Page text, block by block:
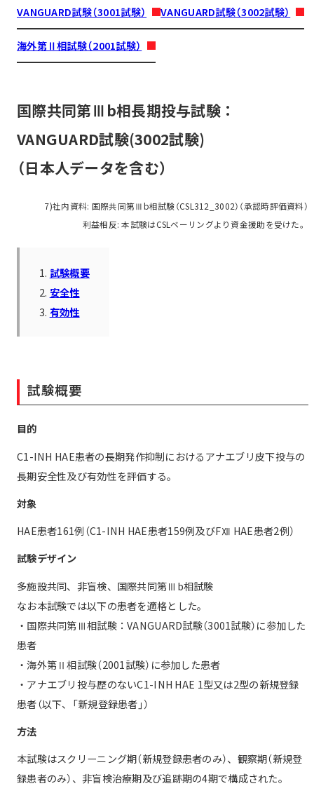
VANGUARD試験（3001試験） VANGUARD試験（3002試験）
海外第Ⅱ相試験（2001試験）
国際共同第Ⅲb相長期投与試験：
VANGUARD試験(3002試験)
（日本人データを含む）
7)社内資料: 国際共同第Ⅲb相試験（CSL312_3002）（承認時評価資料）
利益相反: 本試験はCSLベーリングより資金援助を受けた。
試験概要
安全性
有効性
試験概要
目的
C1-INH HAE患者の長期発作抑制におけるアナエブリ皮下投与の
長期安全性及び有効性を評価する。
対象
HAE患者161例（C1-INH HAE患者159例及びFⅫ HAE患者2例）
試験デザイン
多施設共同、非盲検、国際共同第Ⅲb相試験
なお本試験では以下の患者を適格とした。
・国際共同第Ⅲ相試験：VANGUARD試験（3001試験）に参加した
患者
・海外第Ⅱ相試験（2001試験）に参加した患者
・アナエブリ投与歴のないC1-INH HAE 1型又は2型の新規登録
患者（以下、「新規登録患者」）
方法
本試験はスクリーニング期（新規登録患者のみ）、観察期（新規登
録患者のみ）、非盲検治療期及び追跡期の4期で構成された。